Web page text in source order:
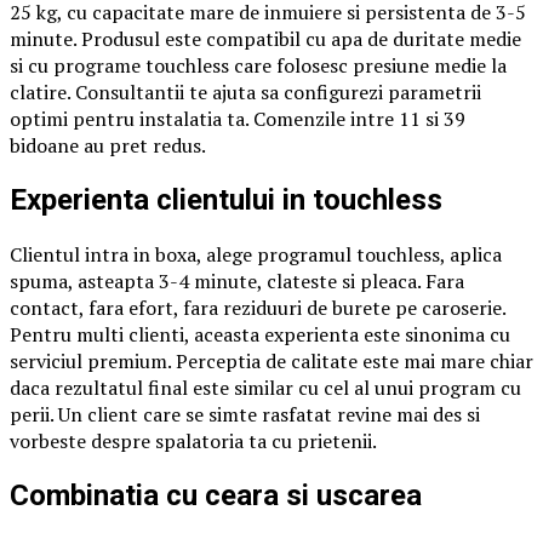
25 kg, cu capacitate mare de inmuiere si persistenta de 3-5
minute. Produsul este compatibil cu apa de duritate medie
si cu programe touchless care folosesc presiune medie la
clatire. Consultantii te ajuta sa configurezi parametrii
optimi pentru instalatia ta. Comenzile intre 11 si 39
bidoane au pret redus.
Experienta clientului in touchless
Clientul intra in boxa, alege programul touchless, aplica
spuma, asteapta 3-4 minute, clateste si pleaca. Fara
contact, fara efort, fara reziduuri de burete pe caroserie.
Pentru multi clienti, aceasta experienta este sinonima cu
serviciul premium. Perceptia de calitate este mai mare chiar
daca rezultatul final este similar cu cel al unui program cu
perii. Un client care se simte rasfatat revine mai des si
vorbeste despre spalatoria ta cu prietenii.
Combinatia cu ceara si uscarea